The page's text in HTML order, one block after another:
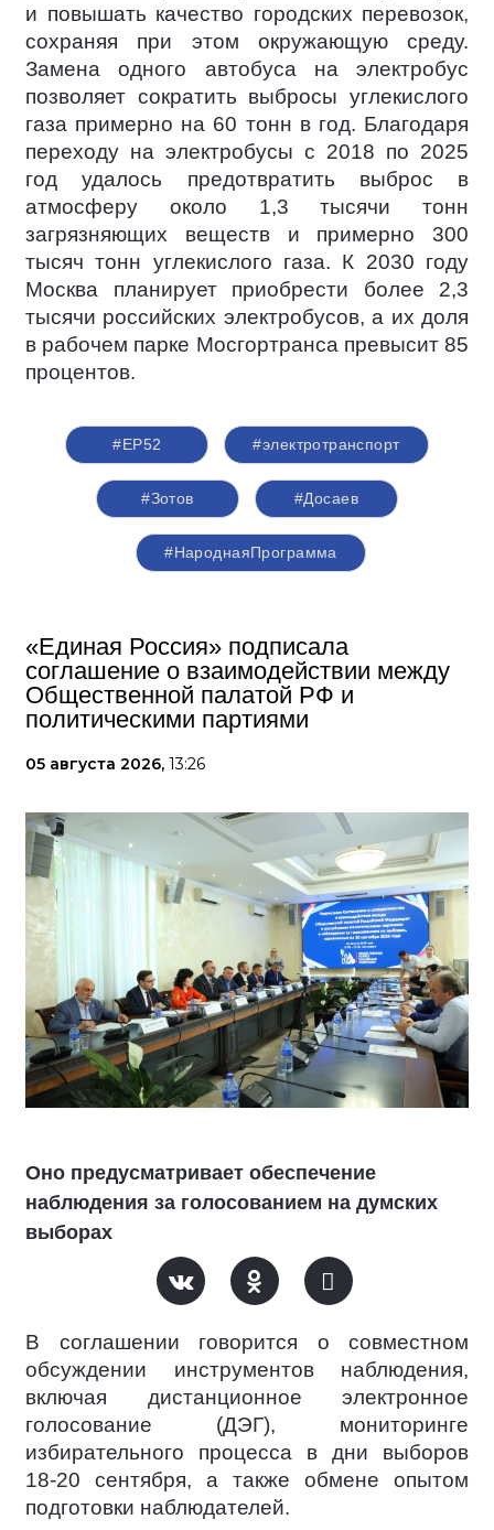
и повышать качество городских перевозок,
сохраняя при этом окружающую среду.
Замена одного автобуса на электробус
позволяет сократить выбросы углекислого
газа примерно на 60 тонн в год. Благодаря
переходу на электробусы с 2018 по 2025
год удалось предотвратить выброс в
атмосферу около 1,3 тысячи тонн
загрязняющих веществ и примерно 300
тысяч тонн углекислого газа. К 2030 году
Москва планирует приобрести более 2,3
тысячи российских электробусов, а их доля
в рабочем парке Мосгортранса превысит 85
процентов.
#ЕР52 #электротранспорт
#Зотов #Досаев
#НароднаяПрограмма
«Единая Россия» подписала
соглашение о взаимодействии между
Общественной палатой РФ и
политическими партиями
05 августа 2026, 13:26
Оно предусматривает обеспечение
наблюдения за голосованием на думских
выборах
В соглашении говорится о совместном
обсуждении инструментов наблюдения,
включая дистанционное электронное
голосование (ДЭГ), мониторинге
избирательного процесса в дни выборов
18-20 сентября, а также обмене опытом
подготовки наблюдателей.